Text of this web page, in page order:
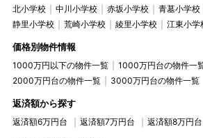
北小学校
中川小学校 赤坂小学校 青墓小学校
静里小学校
荒崎小学校 綾里小学校 江東小学
価格別物件情報
1000万円以下の物件一覧
1000万円台の物件一
2000万円台の物件一覧
3000万円台の物件一覧
返済額から探す
返済額6万円台 返済額7万円台 返済額8万円台